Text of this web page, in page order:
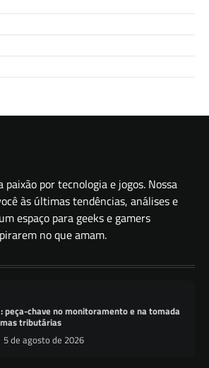
paixão por tecnologia e jogos. Nossa
às últimas tendências, análises e
espaço para geeks e gamers
no que amam.
chave no monitoramento e na tomada
tributárias
5 de agosto de 2026